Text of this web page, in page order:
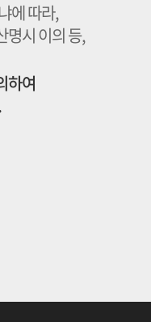
에 따라,
명시 이의 등,
하여